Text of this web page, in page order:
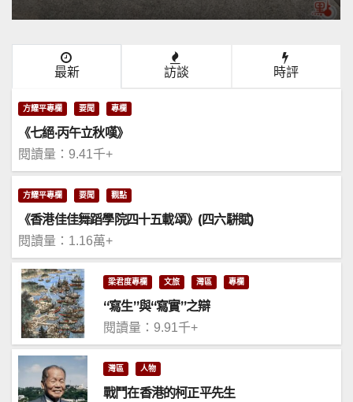
最新 訪談 時評
方耀平專欄 要聞 專欄
《七絕·丙午立秋嘆》
閱讀量：9.41千+
方耀平專欄 要聞 觀點
《香港佳佳舞蹈學院四十五載頌》(四六駢賦)
閱讀量：1.16萬+
梁君度專欄 文旅 灣區 專欄
“寫生”與“寫實”之辯
閱讀量：9.91千+
灣區 人物
戰鬥在香港的柯正平先生